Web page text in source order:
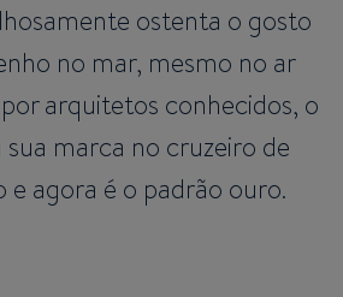
ostenta o gosto
no mar, mesmo no ar
arquitetos conhecidos, o
marca no cruzeiro de
e agora é o padrão ouro.